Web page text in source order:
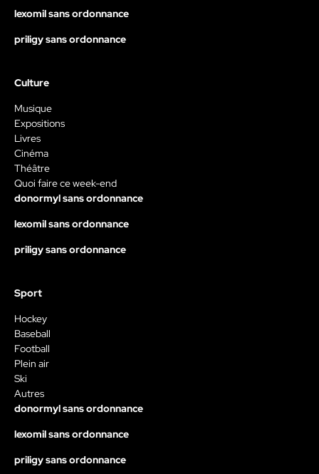
lexomil sans ordonnance
priligy sans ordonnance
Culture
Musique
Expositions
Livres
Cinéma
Théâtre
Quoi faire ce week-end
donormyl sans ordonnance
lexomil sans ordonnance
priligy sans ordonnance
Sport
Hockey
Baseball
Football
Plein air
Ski
Autres
donormyl sans ordonnance
lexomil sans ordonnance
priligy sans ordonnance